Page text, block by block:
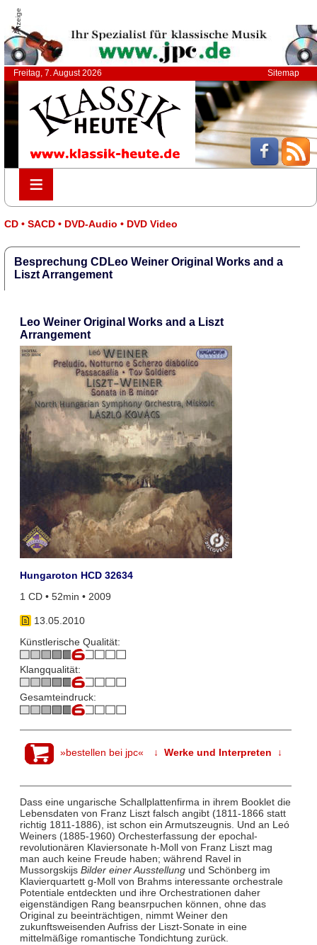
Anzeige
Freitag, 7. August 2026 Sitemap
≡
≡
CD • SACD • DVD-Audio • DVD Video
Besprechung CDLeo Weiner Original Works and a
Liszt Arrangement
Leo Weiner Original Works and a Liszt
Arrangement
Hungaroton HCD 32634
1 CD • 52min • 2009
13.05.2010
Künstlerische Qualität:
Klangqualität:
Gesamteindruck:
»bestellen bei jpc« ↓ Werke und Interpreten ↓
Dass eine ungarische Schallplattenfirma in ihrem Booklet die
Lebensdaten von Franz Liszt falsch angibt (1811-1866 statt
richtig 1811-1886), ist schon ein Armutszeugnis. Und an Leó
Weiners (1885-1960) Orchesterfassung der epochal-
revolutionären Klaviersonate h-Moll von Franz Liszt mag
man auch keine Freude haben; während Ravel in
Mussorgskijs Bilder einer Ausstellungund Schönberg im
Klavierquartett g-Moll von Brahms interessante orchestrale
Potentiale entdeckten und ihre Orchestrationen daher
eigenständigen Rang beansrpuchen können, ohne das
Original zu beeinträchtigen, nimmt Weiner den
zukunftsweisenden Aufriss der Liszt-Sonate in eine
mittelmäßige romantische Tondichtung zurück.